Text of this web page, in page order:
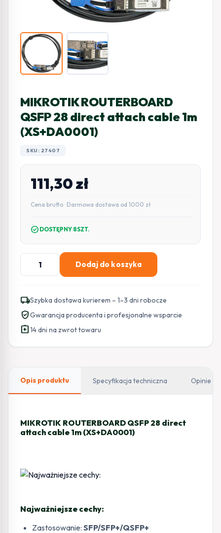
MIKROTIK ROUTERBOARD
QSFP 28 direct attach cable 1m
(XS+DA0001)
SKU: 27407
111,30zł
Cena brutto · Darmowa dostawa od 1000 zł
check_circle DOSTĘPNY 8SZT.
ilość
MIKROTIK
28
direct
attach
Dodaj do koszyka
local_shippingSzybka dostawa kurierem – 1–3 dni robocze
verified_userGwarancja producenta i profesjonalne wsparcie
assignment_return14 dni na zwrot towaru
Opis produktu Specyfikacja techniczna Opinie
MIKROTIK ROUTERBOARD QSFP 28 direct
attach cable 1m (XS+DA0001)
Najważniejsze cechy:
Zastosowanie: SFP/SFP+/QSFP+